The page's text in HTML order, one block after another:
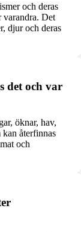
och deras
varandra. Det
djur och deras
det och var
öknar, hav,
kan återfinnas
och